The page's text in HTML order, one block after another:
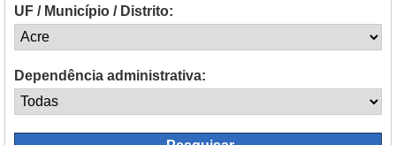
UF / Município / Distrito:
Dependência administrativa: